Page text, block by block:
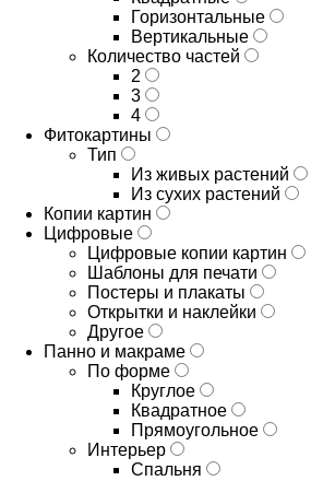
Горизонтальные
Вертикальные
Количество частей
2
3
4
Фитокартины
Тип
Из живых растений
Из сухих растений
Копии картин
Цифровые
Цифровые копии картин
Шаблоны для печати
Постеры и плакаты
Открытки и наклейки
Другое
Панно и макраме
По форме
Круглое
Квадратное
Прямоугольное
Интерьер
Спальня